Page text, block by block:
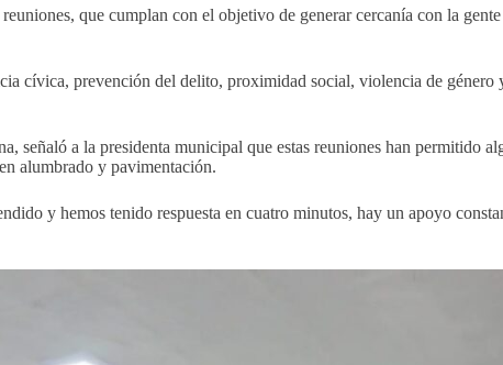
que cumplan con el objetivo de generar cercanía con la
cívica, prevención del delito, proximidad social, violencia de
a la presidenta municipal que estas reuniones han permitido
alumbrado y pavimentación.
y hemos tenido respuesta en cuatro minutos, hay un apoyo